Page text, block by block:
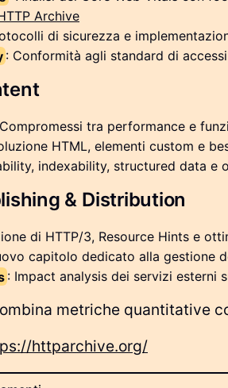
Archive
di sicurezza e
: Conformità agli standard di
tra performance e
HTML, elementi custom e
indexability, structured data e
& Distribution
di HTTP/3, Resource Hints e
capitolo dedicato alla gestione
: Impact analysis dei servizi esterni
metriche quantitative
httparchive.org/